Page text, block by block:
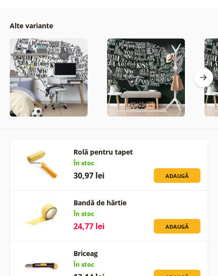
Alte variante
Rolă pentru tapet
În stoc
30,97 lei ADAUGĂ
Bandă de hârtie
În stoc
24,77 lei ADAUGĂ
Briceag
În stoc